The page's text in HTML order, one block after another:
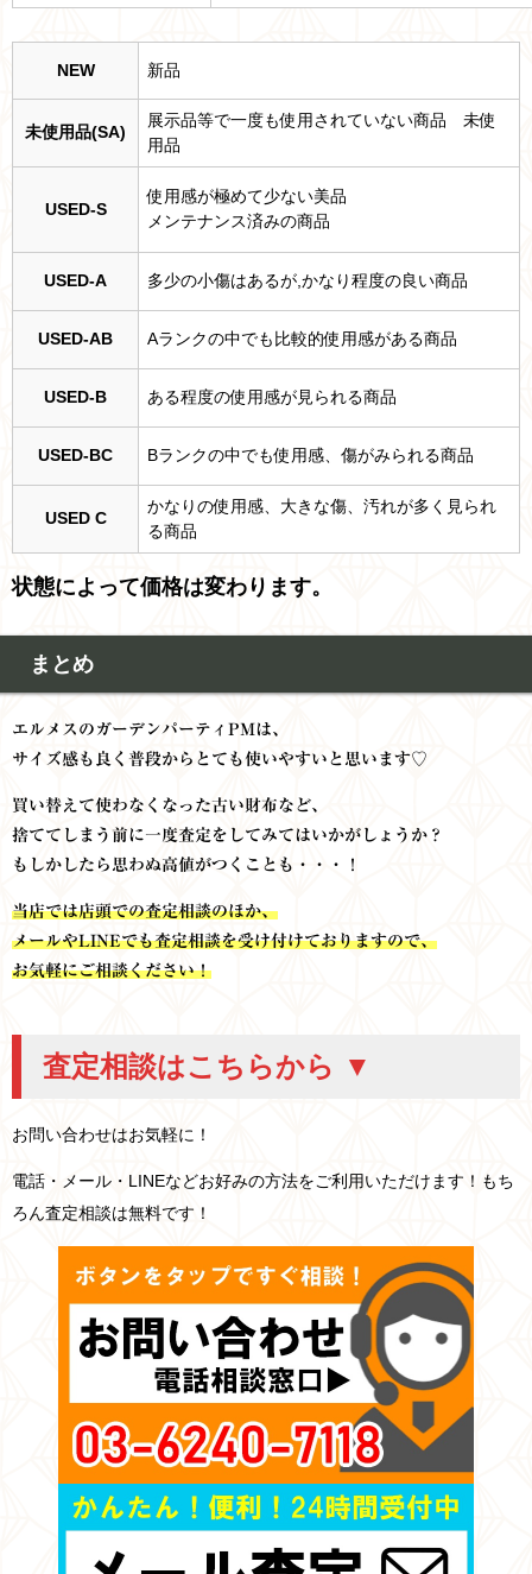
NEW 新品
未使用品(SA)
展示品等で一度も使用されていない商品 未使
用品
USED-S
使用感が極めて少ない美品
メンテナンス済みの商品
USED-A 多少の小傷はあるが,かなり程度の良い商品
USED-AB Aランクの中でも比較的使用感がある商品
USED-B ある程度の使用感が見られる商品
USED-BC Bランクの中でも使用感、傷がみられる商品
USED C
かなりの使用感、大きな傷、汚れが多く見られ
る商品
状態によって価格は変わります。
まとめ
エルメスのガーデンパーティPMは、
サイズ感も良く普段からとても使いやすいと思います♡
買い替えて使わなくなった古い財布など、
捨ててしまう前に一度査定をしてみてはいかがしょうか？
もしかしたら思わぬ高値がつくことも・・・！
当店では店頭での査定相談のほか、
メールやLINEでも査定相談を受け付けておりますので、
お気軽にご相談ください！
査定相談はこちらから ▼
お問い合わせはお気軽に！
電話・メール・LINEなどお好みの方法をご利用いただけます！もち
ろん査定相談は無料です！